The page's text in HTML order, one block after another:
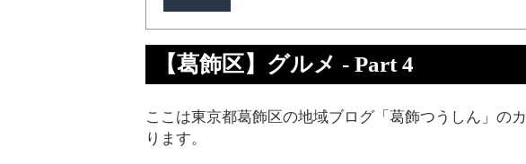
【葛飾区】グルメ - Part 4
ここは東京都葛飾区の地域ブログ「葛飾つうしん」の
ります。